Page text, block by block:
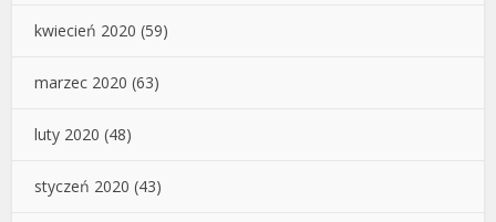
kwiecień 2020 (59)
marzec 2020 (63)
luty 2020 (48)
styczeń 2020 (43)